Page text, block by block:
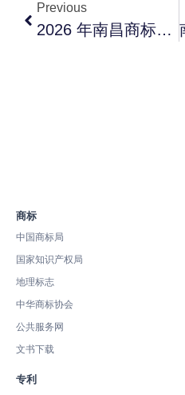
Previous
2026 年南昌商标注册流程、费用与所需材料完整指南
商标
中国商标局
国家知识产权局
地理标志
中华商标协会
公共服务网
文书下载
专利